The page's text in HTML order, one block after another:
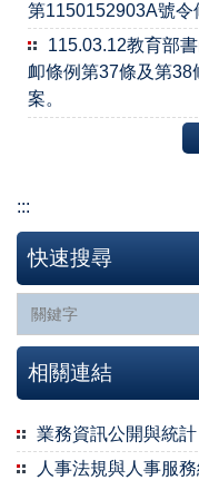
第1150152903A號令
115.03.12教育部
卹條例第37條及第38
案。
:::
快速搜尋
相關連結
業務資訊公開與統計
人事法規與人事服務